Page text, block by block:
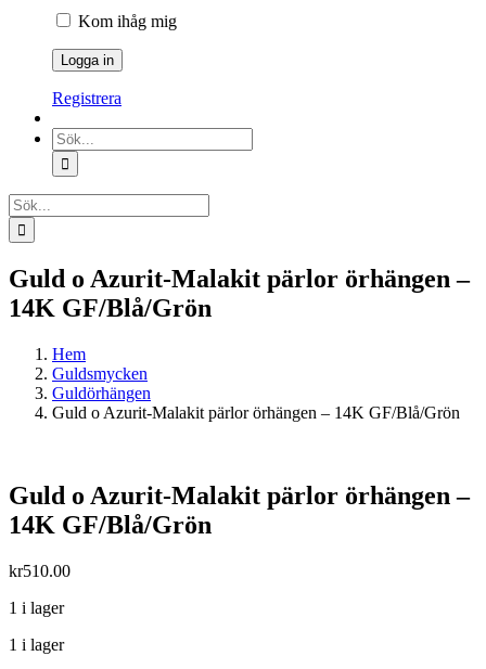
Kom ihåg mig
Registrera
Sök
efter:
Sök
efter:
Guld o Azurit-Malakit pärlor örhängen –
14K GF/Blå/Grön
Hem
Guldsmycken
Guldörhängen
Guld o Azurit-Malakit pärlor örhängen – 14K GF/Blå/Grön
Guld o Azurit-Malakit pärlor örhängen –
14K GF/Blå/Grön
kr510.00
1 i lager
1 i lager